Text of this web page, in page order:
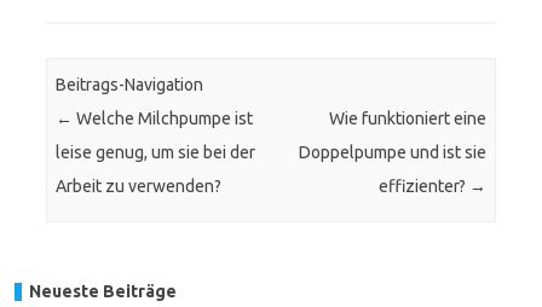
Beitrags-Navigation
← Welche Milchpumpe ist
leise genug, um sie bei der
Arbeit zu verwenden?
Wie funktioniert eine
Doppelpumpe und ist sie
effizienter? →
Neueste Beiträge